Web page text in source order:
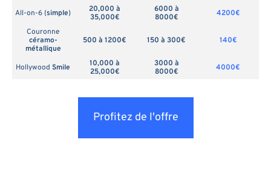
All-on-6 (simple)
20,000 à
35,000€
6000 à
8000€
4200€
Couronne
céramo-
métallique
500 à 1200€ 150 à 300€ 140€
Hollywood Smile
10,000 à
25,000€
3000 à
8000€
4000€
Profitez de l'offre